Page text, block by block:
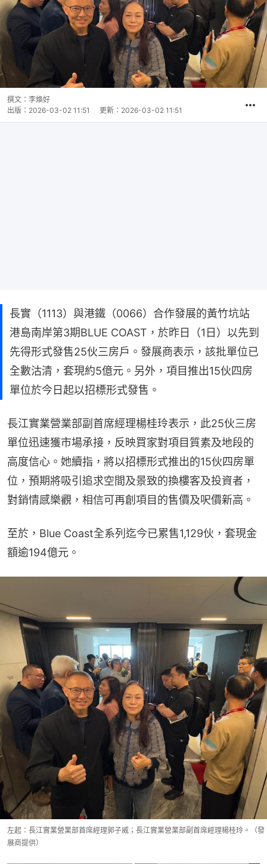
撰文： 李煥好
出版： 2026-03-02 11:51 更新： 2026-03-02 11:51
長實（1113）與港鐵（0066）合作發展的黃竹坑站
港島南岸第3期BLUE COAST，於昨日（1日）以先到
先得形式發售25伙三房戶。發展商表示，該批單位已
全數沽清，套現約5億元。另外，項目推出15伙四房
單位於今日起以招標形式發售。
長江實業營業部副首席經理楊桂玲表示，此25伙三房
單位迅速獲市場承接，反映買家對項目質素及地段的
高度信心。她續指，將以招標形式推出的15伙四房單
位，預期將吸引追求空間及景致的換樓客及投資者，
對銷情感樂觀，相信可再創項目的售價及呎價新高。
至於，Blue Coast全系列迄今已累售1,129伙，套現金
額逾194億元。
左起：長江實業營業部首席經理郭子威；長江實業營業部副首席經理楊桂玲。（發
展商提供）